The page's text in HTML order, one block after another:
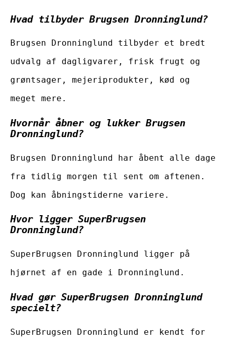
Hvad tilbyder Brugsen Dronninglund?
Brugsen Dronninglund tilbyder et bredt
udvalg af dagligvarer, frisk frugt og
grøntsager, mejeriprodukter, kød og
meget mere.
Hvornår åbner og lukker Brugsen
Dronninglund?
Brugsen Dronninglund har åbent alle dage
fra tidlig morgen til sent om aftenen.
Dog kan åbningstiderne variere.
Hvor ligger SuperBrugsen
Dronninglund?
SuperBrugsen Dronninglund ligger på
hjørnet af en gade i Dronninglund.
Hvad gør SuperBrugsen Dronninglund
specielt?
SuperBrugsen Dronninglund er kendt for